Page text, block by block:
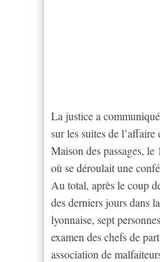
La justice a
sur les suites de l’affaire
Maison des passages, le
où se déroulait une
Au total, après le coup
des derniers jours dans
lyonnaise, sept
examen des chefs de
association de